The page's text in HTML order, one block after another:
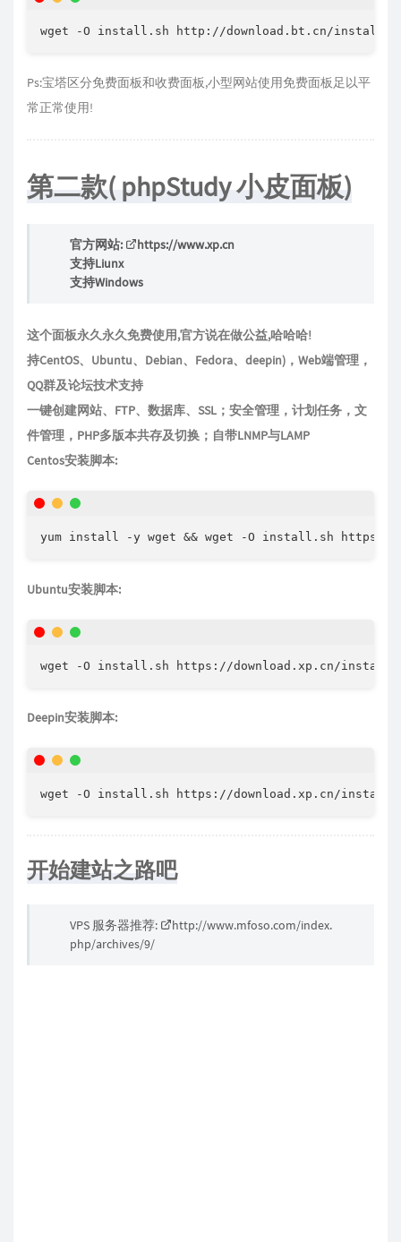
wget -O install.sh http://download.bt.cn/install/
Ps:宝塔区分免费面板和收费面板,小型网站使用免费面板足以平
常正常使用!
第二款( phpStudy 小皮面板)
官方网站:
https://www.xp.cn
支持Liunx
支持Windows
这个面板永久永久免费使用,官方说在做公益,哈哈哈!
持CentOS、Ubuntu、Debian、Fedora、deepin)，Web端管理，
QQ群及论坛技术支持
一键创建网站、FTP、数据库、SSL；安全管理，计划任务，文
件管理，PHP多版本共存及切换；自带LNMP与LAMP
Centos安装脚本:
yum install -y wget && wget -O install.sh
Ubuntu安装脚本:
wget -O install.sh https://download.xp.cn/
Deepin安装脚本:
wget -O install.sh https://download.xp.cn/
开始建站之路吧
VPS 服务器推荐:
http://www.mfoso.com/index.
php/archives/9/